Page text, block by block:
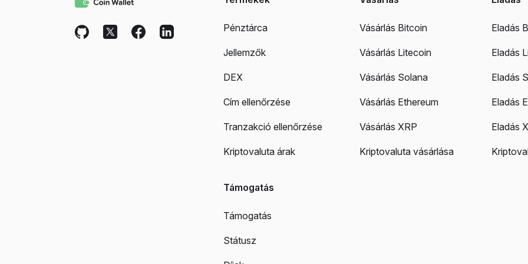
Pénztárca
Jellemzők
DEX
Cím ellenőrzése
Tranzakció ellenőrzése
Kriptovaluta árak
Vásárlás Bitcoin
Vásárlás Litecoin
Vásárlás Solana
Vásárlás Ethereum
Vásárlás XRP
Kriptovaluta vásárlása
Eladás
Eladás
Eladás
Eladás
Eladás
Támogatás
Támogatás
Státusz